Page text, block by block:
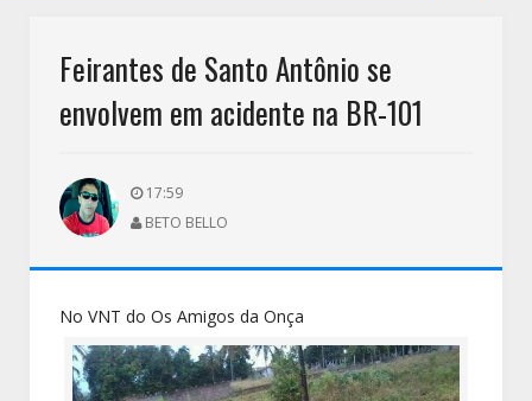
Feirantes de Santo Antônio se
envolvem em acidente na BR-101
17:59
BETO BELLO
No VNT do Os Amigos da Onça